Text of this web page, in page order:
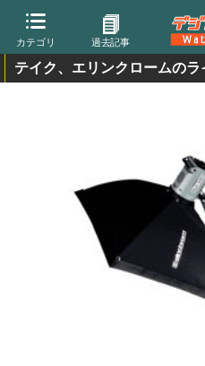
カテゴリ 過去記事
テイク、エリンクロームの